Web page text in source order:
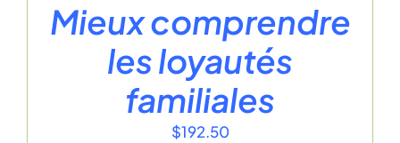
Mieux comprendre
les loyautés
familiales
$192.50